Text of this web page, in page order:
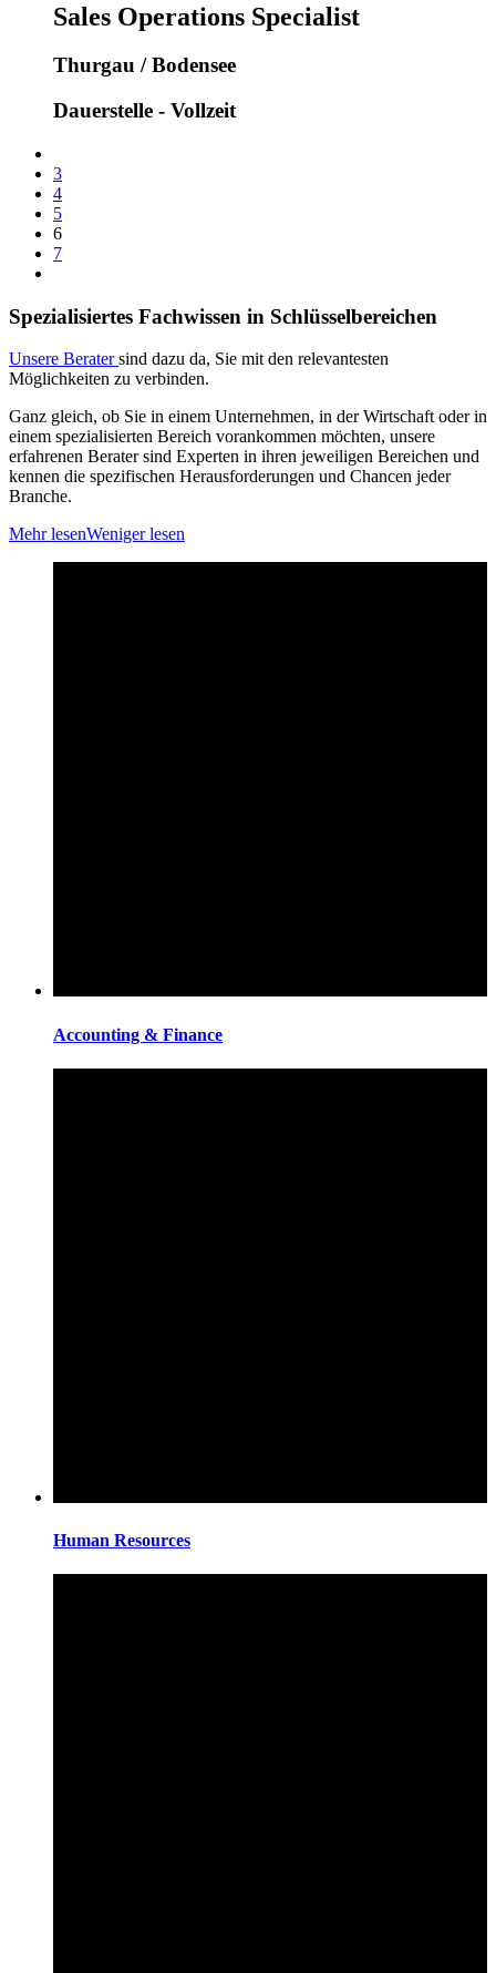
Sales Operations Specialist
Thurgau / Bodensee
Dauerstelle - Vollzeit
3
4
5
6
7
Spezialisiertes Fachwissen in Schlüsselbereichen
Unsere Beratersind dazu da, Sie mit den relevantesten
Möglichkeiten zu verbinden.
Ganz gleich, ob Sie in einem Unternehmen, in der Wirtschaft oder in
einem spezialisierten Bereich vorankommen möchten, unsere
erfahrenen Berater sind Experten in ihren jeweiligen Bereichen und
kennen die spezifischen Herausforderungen und Chancen jeder
Branche.
Mehr lesenWeniger lesen
Accounting & Finance
Human Resources